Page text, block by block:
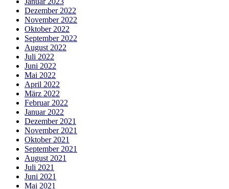
Dezember 2022
November 2022
Oktober 2022
September 2022
August 2022
Juli 2022
Juni 2022
Mai 2022
April 2022
März 2022
Februar 2022
Januar 2022
Dezember 2021
November 2021
Oktober 2021
September 2021
August 2021
Juli 2021
Juni 2021
Mai 2021